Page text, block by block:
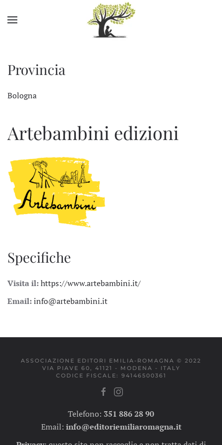
Skip to main content
Provincia
Bologna
Artebambini edizioni
Specifiche
Visita il:https://www.artebambini.it/
Email:info@artebambini.it
ASSOCIAZIONE EDITORI EMILIA-ROMAGNA © 2022
VIA PIAVE 60, 41121 - MODENA - ITALY
CODICE FISCALE: 94146500361
Telefono: 351 886 28 90
Email: info@editoriemiliaromagna.it